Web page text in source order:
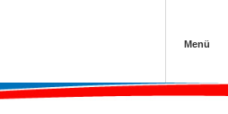
Menü
Termine
Schwedenlauf
der Sportjugend